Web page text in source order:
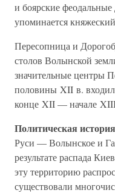
и боярские
упоминается
Пересопница и
столов Волынской
значительные центры
половины XII в.
конце XII — начале
Политическая
Руси — Волынское и
результате распада
эту территорию
существовали